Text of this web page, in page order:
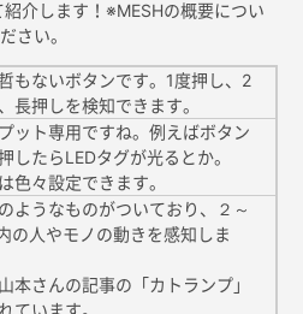
介します！※MESHの概要につい
さい。
もないボタンです。1度押し、2
長押しを検知できます。
ット専用ですね。例えばボタン
したらLEDタグが光るとか。
色々設定できます。
ようなものがついており、２～
の人やモノの動きを感知しま
本さんの記事の「カトランプ」